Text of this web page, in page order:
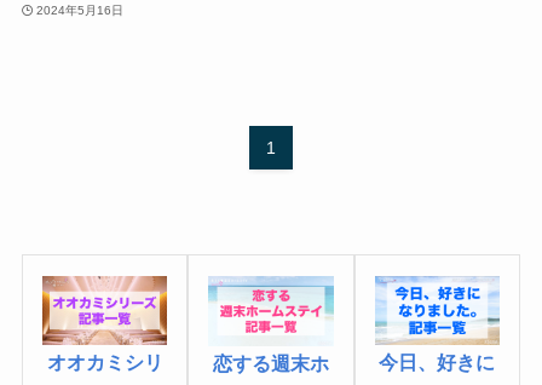
2024年5月16日
1
オオカミシリ
恋する週末ホ
今日、好きに